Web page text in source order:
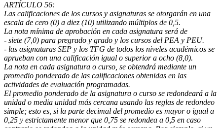
ARTÍCULO 56:
Las calificaciones de los cursos y asignaturas se otorgarán en una
escala de cero (0) a diez (10) utilizando múltiplos de 0,5.
La nota mínima de aprobación en cada asignatura será de
- siete (7,0) para pregrado y grado y los cursos del PEA y PEU.
- las asignaturas SEP y los TFG de todos los niveles académicos se
aprueban con una calificación igual o superior a ocho (8,0).
La nota en cada asignatura o curso, se obtendrá mediante un
promedio ponderado de las calificaciones obtenidas en las
actividades de evaluación programadas.
El promedio ponderado de la asignatura o curso se redondeará a la
unidad o media unidad más cercana usando las reglas de redondeo
simple; esto es, si la parte decimal del promedio es mayor o igual a
0,25 y estrictamente menor que 0,75 se redondea a 0,5 en caso